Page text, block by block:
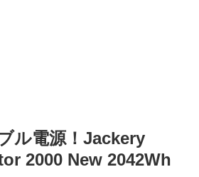
ル電源！Jackery
2000 New 2042Wh